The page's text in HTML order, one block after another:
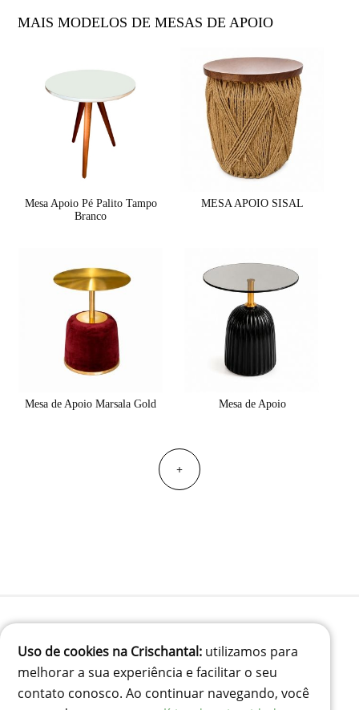
MAIS MODELOS DE MESAS DE APOIO
Mesa Apoio Pé Palito Tampo
Branco
MESA APOIO SISAL
Mesa de Apoio Marsala Gold Mesa de Apoio
+
(41) 99834-3707
contato@crischantal.com.br
Rua Durval jungles 240 - Pinheirinho, Curitiba-PR
Uso de cookies na Crischantal: utilizamos para
melhorar a sua experiência e facilitar o seu
contato conosco. Ao continuar navegando, você